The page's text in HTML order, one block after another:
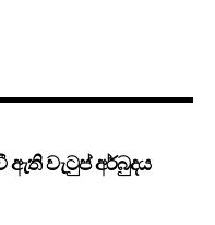
වැටුප් අර්බුදය